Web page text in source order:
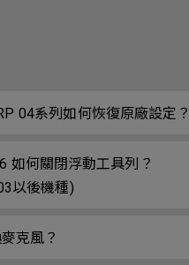
04系列如何恢復原廠設定？
如何關閉浮動工具列？
以後機種)
克風？